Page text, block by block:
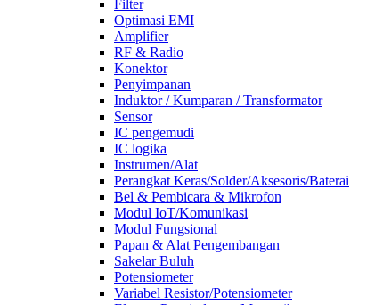
Filter
Optimasi EMI
Amplifier
RF & Radio
Konektor
Penyimpanan
Induktor / Kumparan / Transformator
Sensor
IC pengemudi
IC logika
Instrumen/Alat
Perangkat Keras/Solder/Aksesoris/Baterai
Bel & Pembicara & Mikrofon
Modul IoT/Komunikasi
Modul Fungsional
Papan & Alat Pengembangan
Sakelar Buluh
Potensiometer
Variabel Resistor/Potensiometer